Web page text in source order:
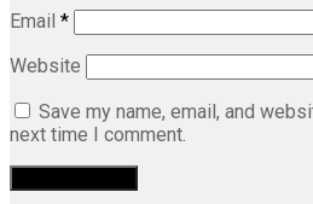
Email *
Website
Save my name, email, and
next time I comment.